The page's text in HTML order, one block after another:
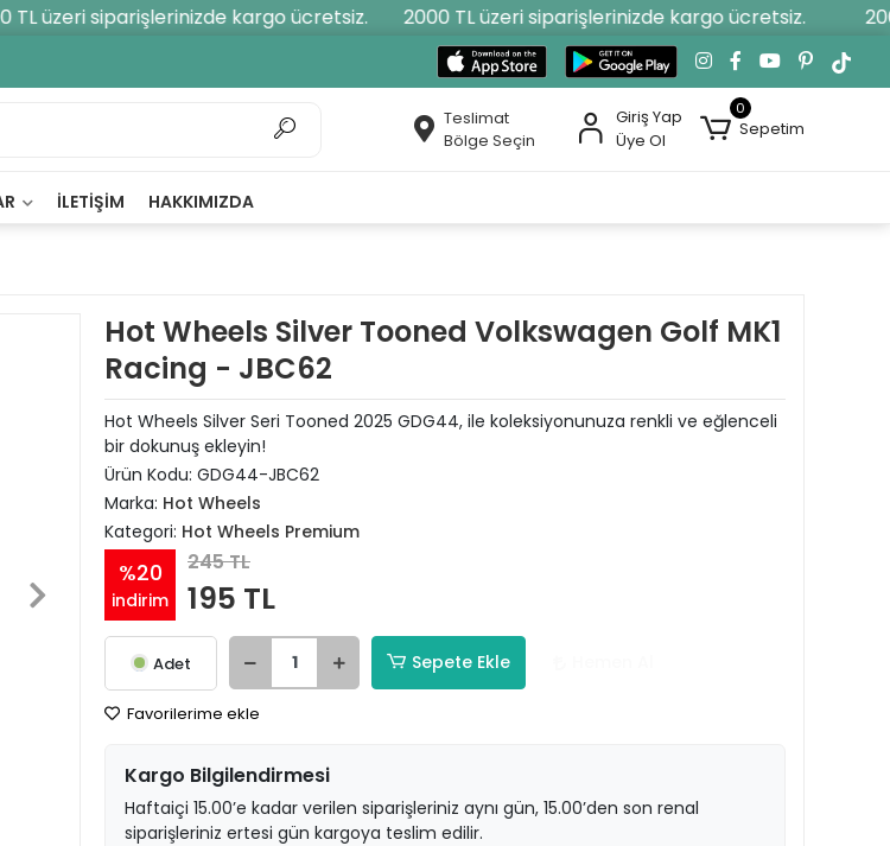
üzeri siparişlerinizde kargo ücretsiz. 2000 TL üzeri siparişlerinizde kargo ücretsiz.
Teslimat
Bölge Seçin
Giriş Yap
Üye Ol
0
Sepetim
İLETIŞIM HAKKIMIZDA
Hot Wheels Silver Tooned Volkswagen Golf MK1
Racing - JBC62
Hot Wheels Silver Seri Tooned 2025 GDG44, ile koleksiyonunuza renkli ve eğlenceli
bir dokunuş ekleyin!
Ürün Kodu: GDG44-JBC62
Marka: Hot Wheels
Kategori: Hot Wheels Premium
%20
indirim
245 TL
195 TL
Adet Sepete Ekle
Favorilerime ekle
Kargo Bilgilendirmesi
Haftaiçi 15.00’e kadar verilen siparişleriniz aynı gün, 15.00’den son renal
siparişleriniz ertesi gün kargoya teslim edilir.